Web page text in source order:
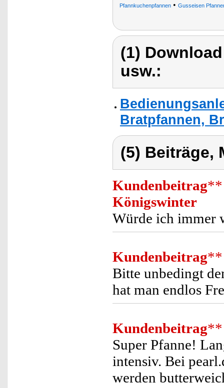
Pfannkuchenpfannen • Gusseisen
(1)
usw.:
Bratpfannen,
(5) Beiträge,
Kundenbeitrag**
Königswinter
Würde ich immer
Kundenbeitrag**
Bitte unbedingt
hat man endlos
Kundenbeitrag**
Super Pfanne!
intensiv. Bei
werden